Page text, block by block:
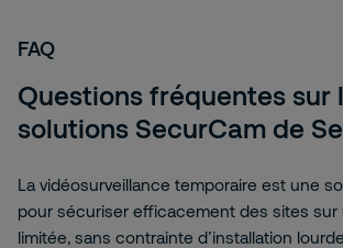
FAQ
Questions fréquentes sur
solutions SecurCam de
La vidéosurveillance temporaire est une
pour sécuriser efficacement des sites sur
limitée, sans contrainte d’installation